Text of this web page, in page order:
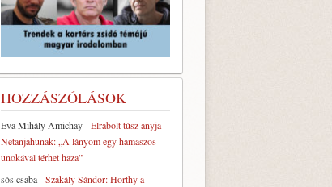
HOZZÁSZÓLÁSOK
Eva Mihály Amichay-Elrabolt túsz anyja
Netanjahunak: „A lányom egy hamaszos
unokával térhet haza”
sós csaba-Szakály Sándor: Horthy a